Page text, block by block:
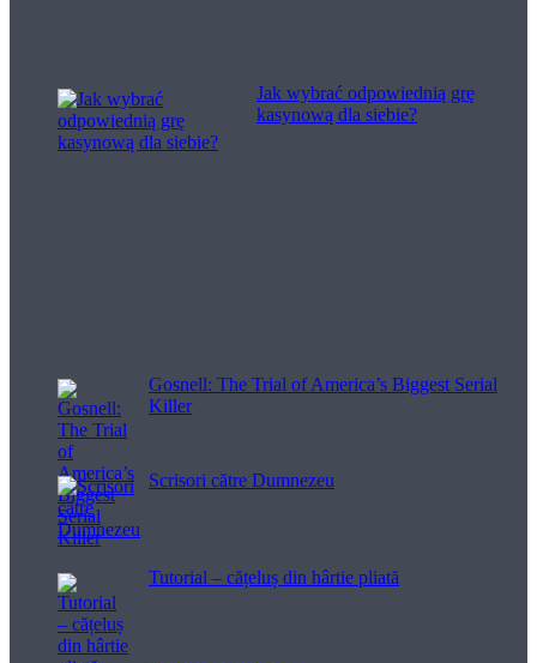
Jak wybrać odpowiednią grę
kasynową dla siebie?
Gosnell: The Trial of America’s Biggest Serial
Killer
Scrisori către Dumnezeu
Tutorial – cățeluș din hârtie pliată